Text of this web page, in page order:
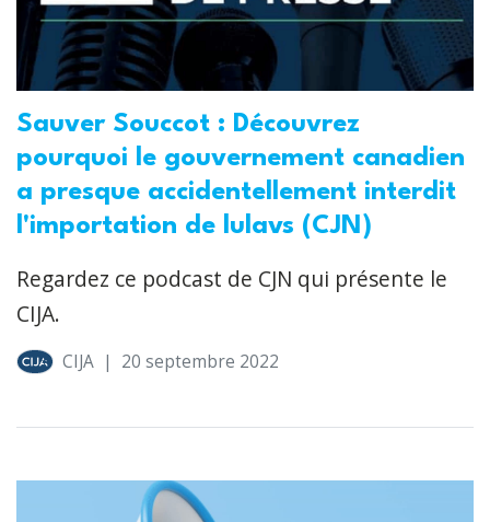
Sauver Souccot : Découvrez
pourquoi le gouvernement canadien
a presque accidentellement interdit
l'importation de lulavs (CJN)
Regardez ce podcast de CJN qui présente le
CIJA.
CIJA | 20 septembre 2022